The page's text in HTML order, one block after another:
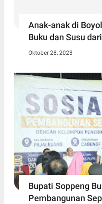
Anak-anak di
Buku dan Susu
Oktober 28, 2023
Bupati Soppeng
Pembangunan